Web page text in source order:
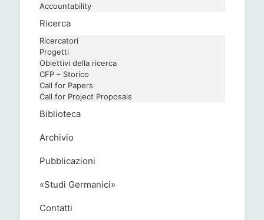
Accountability
Ricerca
Ricercatori
Progetti
Obiettivi della ricerca
CFP – Storico
Call for Papers
Call for Project Proposals
Biblioteca
Archivio
Pubblicazioni
«Studi Germanici»
Contatti